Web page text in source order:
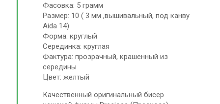
Фасовка: 5 грамм
Размер: 10 ( 3 мм ,вышивальный, под канву
Aida 14)
Форма: круглый
Серединка: круглая
Фактура: прозрачный, крашенный из
середины
Цвет: желтый
Качественный оригинальный бисер